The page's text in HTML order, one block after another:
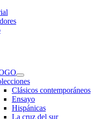
Clásicos contemporáneos
Ensayo
Hispánicas
La cruz del sur